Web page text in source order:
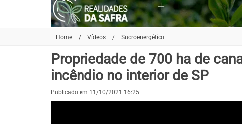
Home / Vídeos / Sucroenergético
Propriedade de 700 ha de
incêndio no interior de SP
Publicado em 11/10/2021 16:25